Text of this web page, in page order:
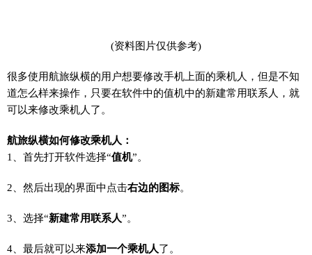
(资料图片仅供参考)
很多使用航旅纵横的用户想要修改手机上面的乘机人，但是不知
道怎么样来操作，只要在软件中的值机中的新建常用联系人，就
可以来修改乘机人了。
航旅纵横如何修改乘机人：
1、首先打开软件选择“值机”。
2、然后出现的界面中点击右边的图标。
3、选择“新建常用联系人”。
4、最后就可以来添加一个乘机人了。